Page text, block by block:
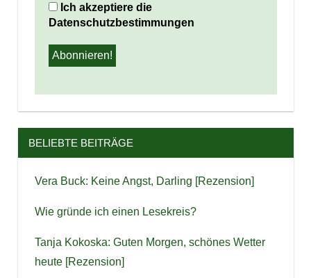
Ich akzeptiere die
Datenschutzbestimmungen
BELIEBTE BEITRÄGE
Vera Buck: Keine Angst, Darling [Rezension]
Wie gründe ich einen Lesekreis?
Tanja Kokoska: Guten Morgen, schönes Wetter
heute [Rezension]